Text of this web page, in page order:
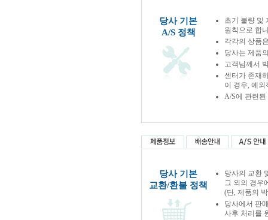
당사 기본
A/S 정책
초기 불량 및
원칙으로 합
각각의 상품
당사는 제품
고객님께서
센터가 존재
이 경우, 예
A/S에 관련
당사 기본
교환/환불 정책
당사의 교환
그 외의 경우
(단, 제품의
당사에서 판
사후 처리를